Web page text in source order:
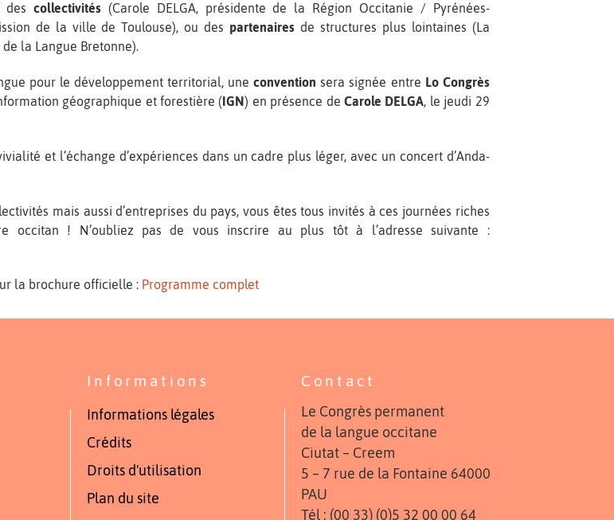
descollectivités (Carole DELGA, présidente de la Région Occitanie / Pyrénées-
de la ville de Toulouse), ou des partenaires de structures plus lointaines (La
de la Langue Bretonne).
pour le développement territorial, uneconvention sera signée entre Lo Congrès
géographique et forestière (IGN) en présence deCarole DELGA, le jeudi 29
et l’échange d’expériences dans un cadre plus léger, avec un concert d’Anda-
mais aussi d’entreprises du pays, vous êtes tous invités à ces journées riches
occitan ! N’oubliez pas de vous inscrire au plus tôt à l’adresse suivante :
la brochure officielle : Programme complet
Informations
Informations légales
Crédits
Droits d'utilisation
Plan du site
Contact
Le Congrès permanent
de la langue occitane
Ciutat – Creem
5 – 7 rue de la Fontaine 64000
PAU
Tél : (00 33) (0)5 32 00 00 64